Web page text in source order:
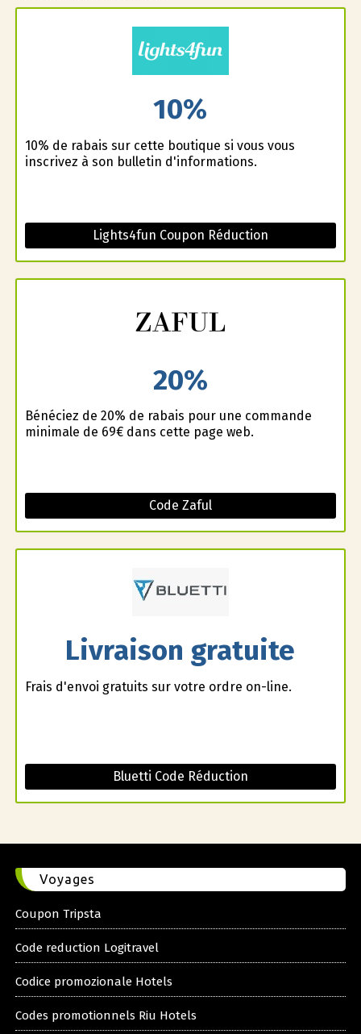
10%
10% de rabais sur cette boutique si vous vous
inscrivez à son bulletin d'informations.
Lights4fun Coupon Réduction
20%
Bénéficiez de 20% de rabais pour une commande
minimale de 69€ dans cette page web.
Code Zaful
Livraison gratuite
Frais d'envoi gratuits sur votre ordre on-line.
Bluetti Code Réduction
Voyages
Coupon Tripsta
Code reduction Logitravel
Codice promozionale Hotels
Codes promotionnels Riu Hotels